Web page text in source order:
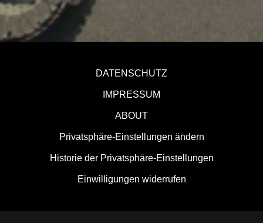
DATENSCHUTZ
IMPRESSUM
ABOUT
Privatsphäre-Einstellungen ändern
Historie der Privatsphäre-Einstellungen
Einwilligungen widerrufen